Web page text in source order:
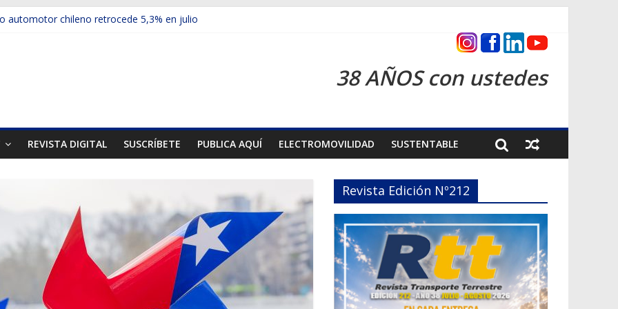
automotor chileno retrocede 5,3% en julio
ups presentó la recién estrenada Bolden en la Expo Compras Públicas 2026
mercado internacional en lanzar la nueva Maxus T70
38 AÑOS con ustedes
REVISTA DIGITAL SUSCRÍBETE PUBLICA AQUÍ ELECTROMOVILIDAD SUSTENTABLE
Revista Edición Nº212